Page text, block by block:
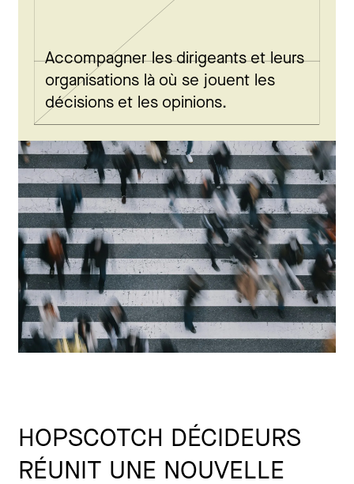
Accompagner les dirigeants et leurs
organisations là où se jouent les
décisions et les opinions.
HOPSCOTCH DÉCIDEURS
RÉUNIT UNE NOUVELLE